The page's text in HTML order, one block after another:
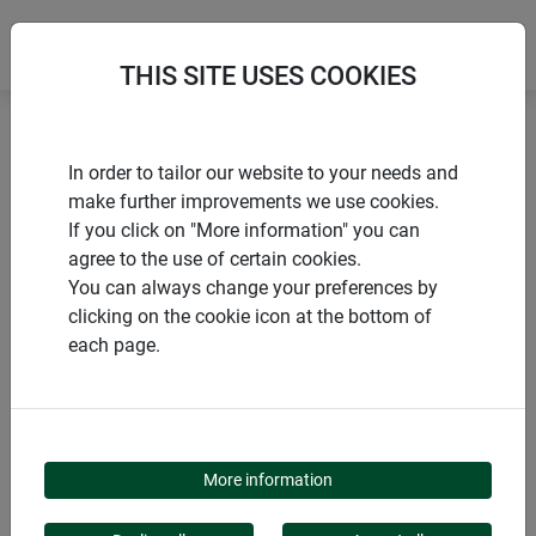
Accueil
Bâches
Bâche de protection en PVC pour bois PREMIUM
PRODUITS
BÂCHE DE
PROTECTION EN PVC
THIS SITE USES COOKIES
In order to tailor our website to your needs and
make further improvements we use cookies.
If you click on "More information" you can
agree to the use of certain cookies.
You can always change your preferences by
clicking on the cookie icon at the bottom of
each page.
More information